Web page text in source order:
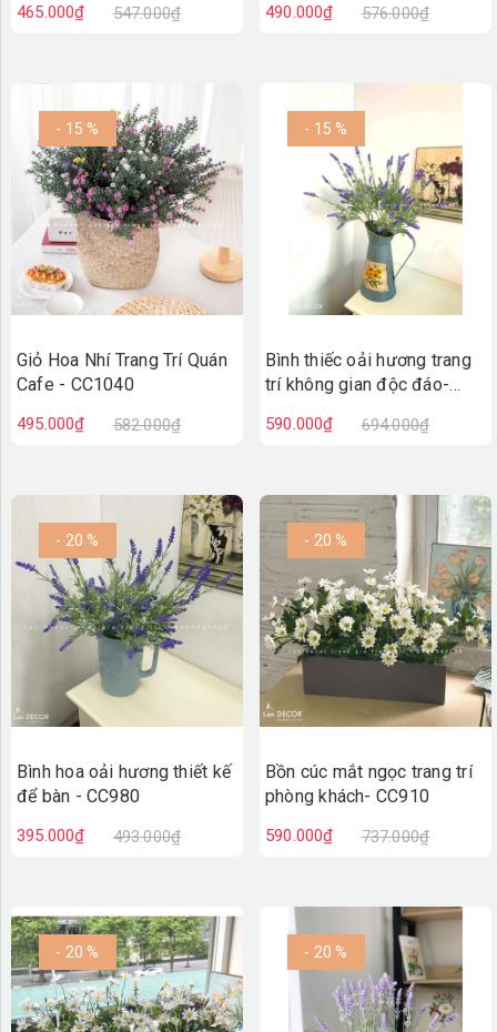
465.000₫ 547.000₫ 490.000₫ 576.000₫
- 15 %
Giỏ Hoa Nhí Trang Trí Quán
Cafe - CC1040
495.000₫ 582.000₫
- 15 %
Bình thiếc oải hương trang
trí không gian độc đáo-
590.000₫ 694.000₫
- 20 %
Bình hoa oải hương thiết kế
để bàn - CC980
395.000₫ 493.000₫
- 20 %
Bồn cúc mắt ngọc trang trí
phòng khách- CC910
590.000₫ 737.000₫
- 20 % - 20 %